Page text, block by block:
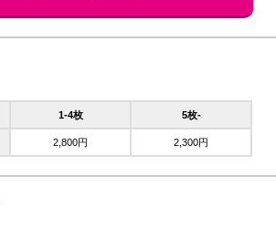
1-4枚 5枚-
2,800円 2,300円